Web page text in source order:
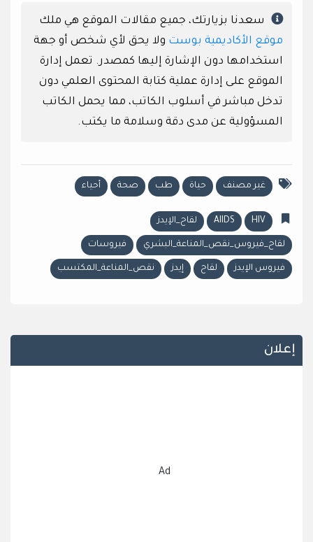
سعدنا بزيارتك، جميع مقالات الموقع هي ملك
موقع الأكاديمية بوست ولا يحق لأي شخص أو جهة
استخدامها دون الإشارة إليها كمصدر. تعمل إدارة
الموقع على إدارة عملية كتابة المحتوى العلمي دون
تدخل مباشر في أسلوب الكاتب، مما يحمل الكاتب
المسؤولية عن مدى دقة وسلامة ما يكتب.
غير مصنف حياة طب صحة أحياء
HIV
AIIDS لقاح_الإيدز
لقاح_فيروس_نقص_المناعة_البشري فيروسات
فيروس الإيدز لقاح إيدز نقص_المناعة_المكتسب
إعلان
Ad